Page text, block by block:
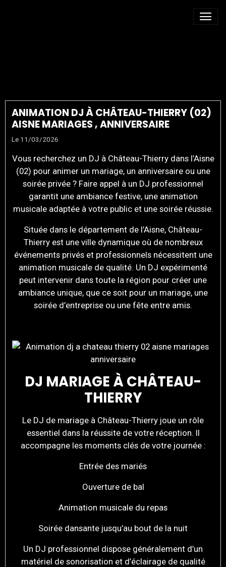
ANIMATION DJ À CHÂTEAU-THIERRY (02)
AISNE MARIAGES , ANNIVERSAIRE
Le 11/03/2026
Vous recherchez un DJ à Château-Thierry dans l’Aisne
(02) pour animer un mariage, un anniversaire ou une
soirée privée ? Faire appel à un DJ professionnel
garantit une ambiance festive, une animation
musicale adaptée à votre public et une soirée réussie.
Située dans le département de l’Aisne, Château-
Thierry est une ville dynamique où de nombreux
événements privés et professionnels nécessitent une
animation musicale de qualité. Un DJ expérimenté
peut intervenir dans toute la région pour créer une
ambiance unique, que ce soit pour un mariage, une
soirée d’entreprise ou une fête entre amis.
DJ MARIAGE À CHÂTEAU-
THIERRY
Le DJ de mariage à Château-Thierry joue un rôle
essentiel dans la réussite de votre réception. Il
accompagne les moments clés de votre journée :
Entrée des mariés
Ouverture de bal
Animation musicale du repas
Soirée dansante jusqu’au bout de la nuit
Un DJ professionnel dispose généralement d’un
matériel de sonorisation et d’éclairage de qualité